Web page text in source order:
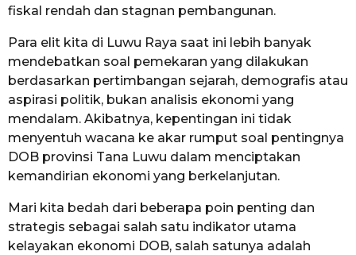
fiskal rendah dan stagnan pembangunan.
Para elit kita di Luwu Raya saat ini lebih banyak
mendebatkan soal pemekaran yang dilakukan
berdasarkan pertimbangan sejarah, demografis atau
aspirasi politik, bukan analisis ekonomi yang
mendalam. Akibatnya, kepentingan ini tidak
menyentuh wacana ke akar rumput soal pentingnya
DOB provinsi Tana Luwu dalam menciptakan
kemandirian ekonomi yang berkelanjutan.
Mari kita bedah dari beberapa poin penting dan
strategis sebagai salah satu indikator utama
kelayakan ekonomi DOB, salah satunya adalah